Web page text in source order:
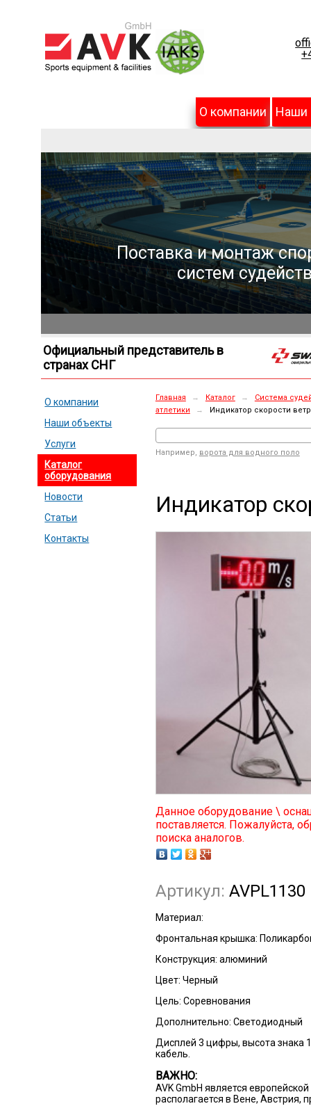
О компании Наши
Поставка и монтаж
систем
Официальный представитель в
странах СНГ
О компании
Наши объекты
Услуги
Каталог
оборудования
Новости
Статьи
Контакты
Главная → Каталог →
Система
атлетики
→ Индикатор скорости
Например, ворота для водного поло
Индикатор
Данное оборудование \
поставляется. Пожалуйста,
поиска аналогов.
Артикул: AVPL1130
Материал:
Фронтальная крышка:
Конструкция: алюминий
Цвет: Черный
Цель: Соревнования
Дополнительно: Светодиодный
Дисплей 3 цифры, высота знака
кабель.
ВАЖНО:
AVK GmbH является
располагается в Вене, Австрия,